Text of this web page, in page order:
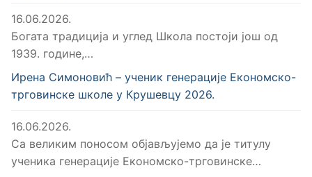
16.06.2026.
Богата традиција и углед Школа постоји још од
1939. године,…
Ирена Симоновић – ученик генерације Економско-
трговинске школе у Крушевцу 2026.
16.06.2026.
Са великим поносом објављујемо да је титулу
ученика генерације Економско-трговинске…